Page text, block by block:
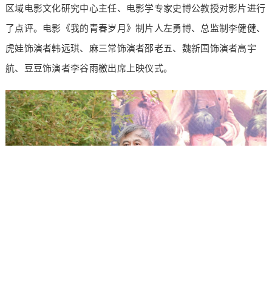
区域电影文化研究中心主任、电影学专家史博公教授对影片进行
了点评。电影《我的青春岁月》制片人左勇博、总监制李健健、
虎娃饰演者韩远琪、麻三常饰演者邵老五、魏新国饰演者高宇
航、豆豆饰演者李谷雨檄出席上映仪式。